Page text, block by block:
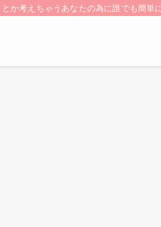
か考えちゃうあなたの為に誰でも簡単